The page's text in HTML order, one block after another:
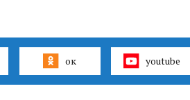
ок youtube